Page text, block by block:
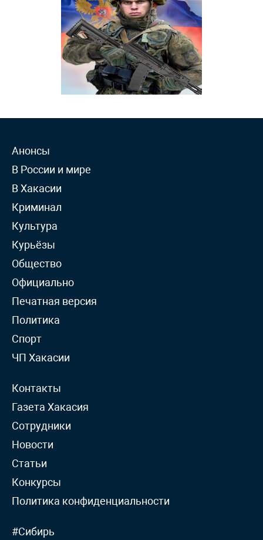
Анонсы
В России и мире
В Хакасии
Криминал
Культура
Курьёзы
Общество
Официально
Печатная версия
Политика
Спорт
ЧП Хакасии
Контакты
Газета Хакасия
Сотрудники
Новости
Статьи
Конкурсы
Политика конфиденциальности
#Сибирь